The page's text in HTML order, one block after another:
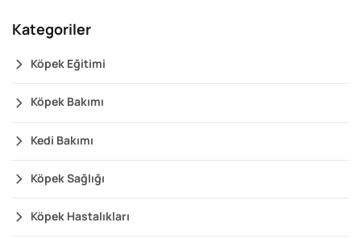
Kategoriler
Köpek Eğitimi
Köpek Bakımı
Kedi Bakımı
Köpek Sağlığı
Köpek Hastalıkları